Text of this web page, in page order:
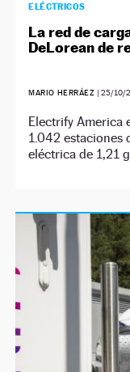
ELÉCTRICOS
La red de
DeLorean de
MARIO HERRÁEZ | 25/10/
Electrify America
1.042 estaciones
eléctrica de 1,21